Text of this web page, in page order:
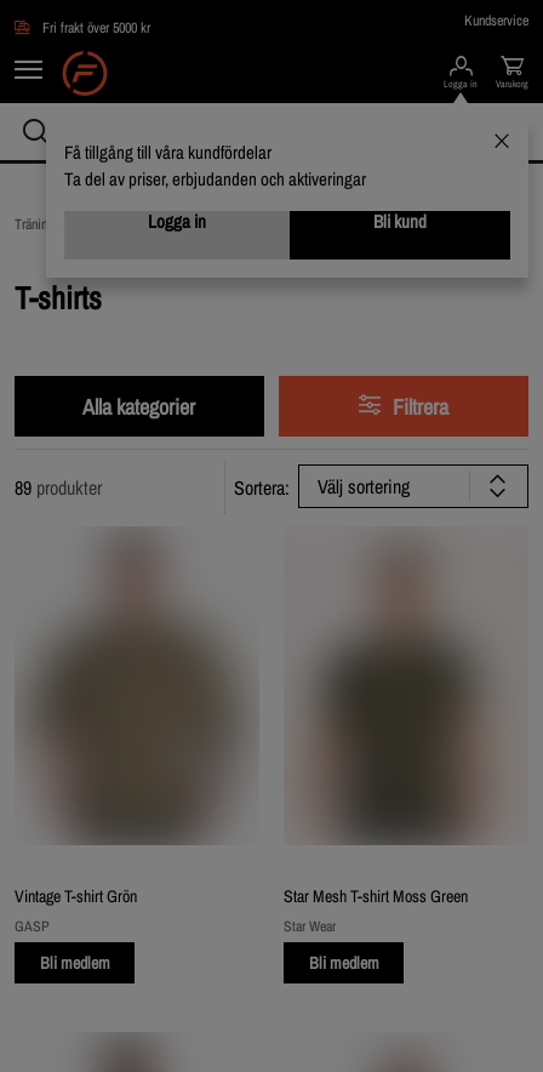
Fri frakt över 5000 kr Kundservice
Logga in
Få tillgång till våra kundfördelar
Ta del av priser, erbjudanden och aktiveringar
Logga in
Bli kund
Varukorg
Träningskläder / Träningskläder för honom /
T-shirts
Alla kategorier Filtrera
89 produkter Sortera: Välj sortering
Vintage T-shirt Grön
GASP
Bli medlem
Star Mesh T-shirt Moss Green
Star Wear
Bli medlem